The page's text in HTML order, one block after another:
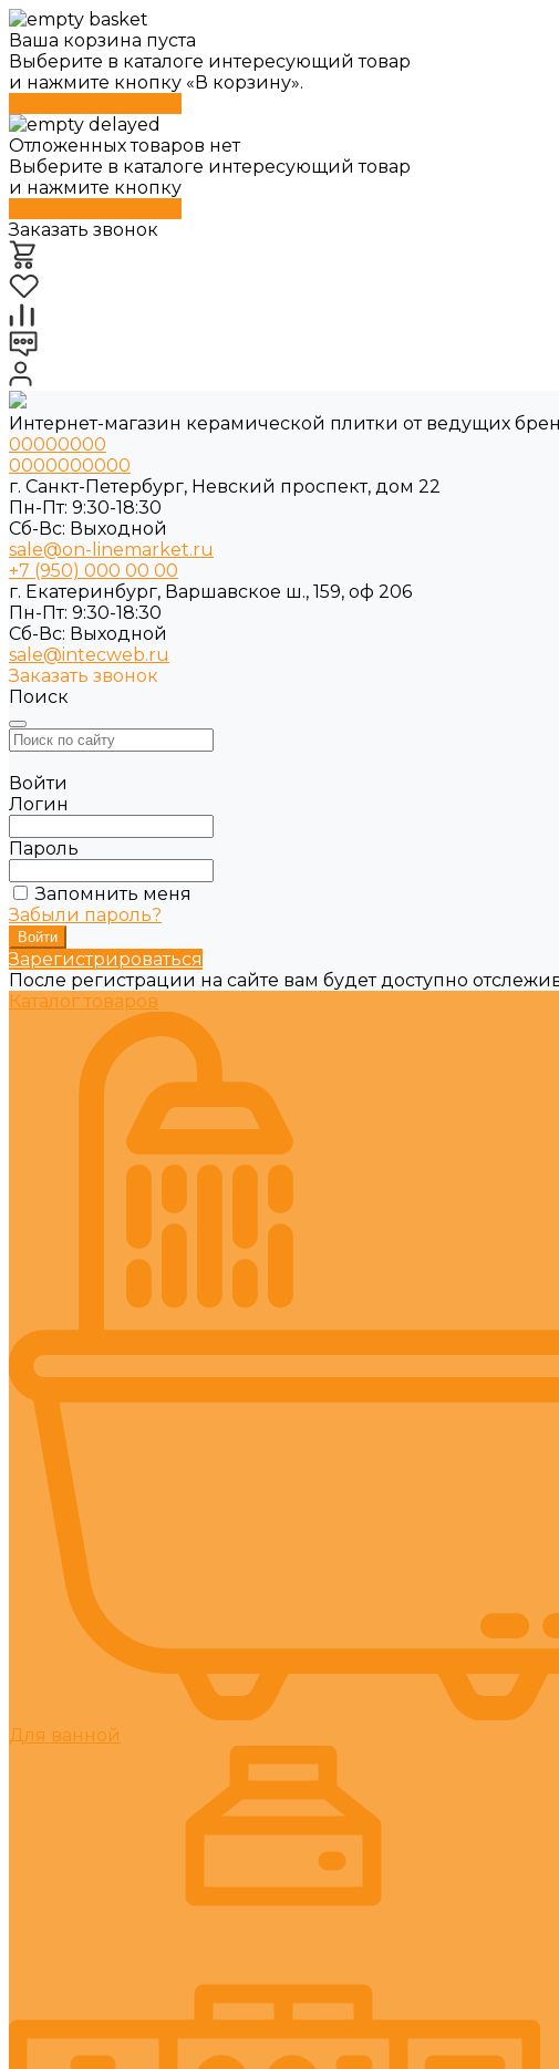
Ваша корзина пуста
Выберите в каталоге интересующий товар
и нажмите кнопку «В корзину».
Отложенных товаров нет
Выберите в каталоге интересующий товар
и нажмите кнопку
Заказать звонок
Интернет-магазин керамической плитки от ведущих
00000000
0000000000
г. Санкт-Петербург, Невский проспект, дом 22
Пн-Пт: 9:30-18:30
Cб-Вс: Выходной
sale@on-linemarket.ru
+7 (950) 000 00 00
г. Екатеринбург, Варшавское ш., 159, оф 206
Пн-Пт: 9:30-18:30
Cб-Вс: Выходной
sale@intecweb.ru
Заказать звонок
Поиск
Войти
Логин
Пароль
Запомнить меня
Забыли пароль?
Зарегистрироваться
После регистрации на сайте вам будет доступно
Каталог товаров
Для ванной